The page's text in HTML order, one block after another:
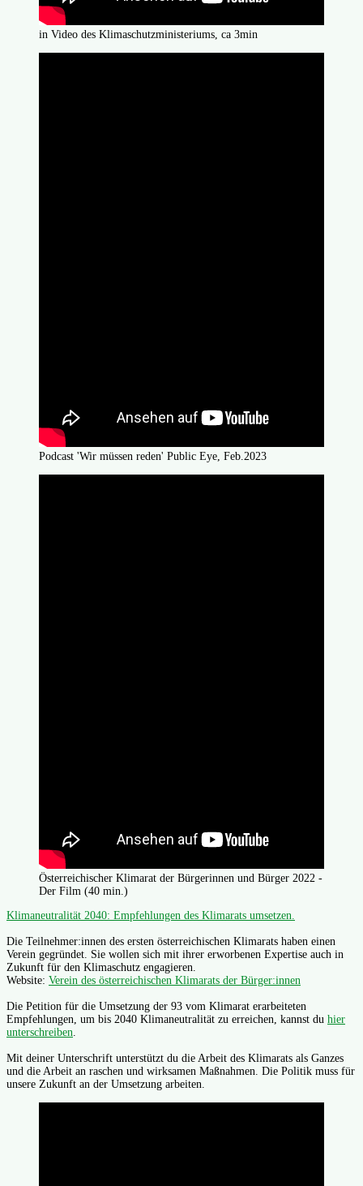
in Video des Klimaschutzministeriums, ca 3min
Podcast 'Wir müssen reden' Public Eye, Feb.2023
Österreichischer Klimarat der Bürgerinnen und Bürger 2022 -
Der Film (40 min.)
Klimaneutralität 2040: Empfehlungen des Klimarats umsetzen.
Die Teilnehmer:innen des ersten österreichischen Klimarats haben einen
Verein gegründet. Sie wollen sich mit ihrer erworbenen Expertise auch in
Zukunft für den Klimaschutz engagieren.
Website: Verein des österreichischen Klimarats der Bürger:innen
Die Petition für die Umsetzung der 93 vom Klimarat erarbeiteten
Empfehlungen, um bis 2040 Klimaneutralität zu erreichen, kannst du hier
unterschreiben
Mit deiner Unterschrift unterstützt du die Arbeit des Klimarats als Ganzes
und die Arbeit an raschen und wirksamen Maßnahmen. Die Politik muss für
unsere Zukunft an der Umsetzung arbeiten.